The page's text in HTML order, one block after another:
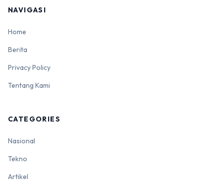
NAVIGASI
Home
Berita
Privacy Policy
Tentang Kami
CATEGORIES
Nasional
Tekno
Artikel